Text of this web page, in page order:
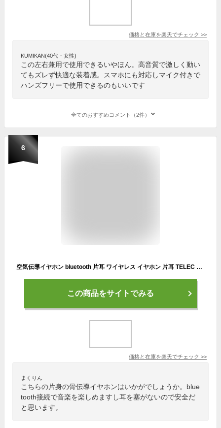
価格と在庫を楽天でチェック >>
KUMIKAN(40代・女性)
この左右兼用で使用できるいやほん。高音質で激しく動い
てもズレず快適な装着感。スマホにも対応しマイク付きで
ハンズフリーで使用できるのもいいです
全てのおすすめコメント（2件）
6
空気伝導イヤホン bluetooth 片耳 ワイヤレス イヤホン 片耳 TELEC ワイヤレス イヤフォン iphone 通話 片耳イヤホン bluetooth Android ヘッドセット マイク LED付き
この商品をサイトでみる
価格と在庫を楽天でチェック >>
まくりん
こちらの片身の骨伝導イヤホンはいかがでしょうか。blue
tooth接続で音楽を楽しめますし耳を塞がないので安全だ
と思います。